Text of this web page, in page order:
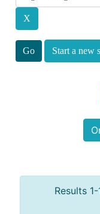
Start a new
Results